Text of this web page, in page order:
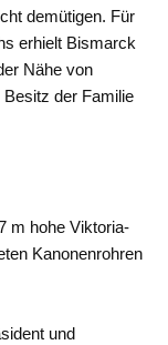
demütigen. Für
erhielt Bismarck
Nähe von
der Familie
m hohe Viktoria-
Kanonenrohren
und